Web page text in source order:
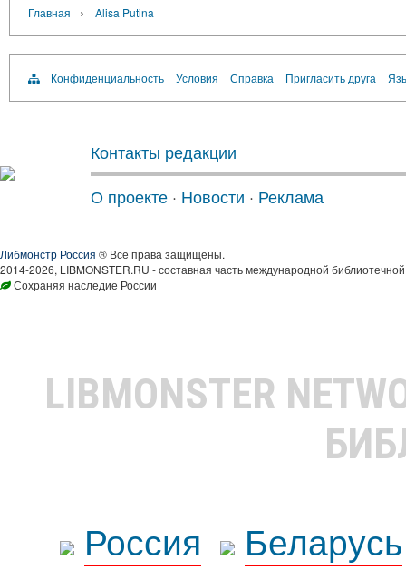
Главная › Alisa Putina
Конфиденциальность Условия Справка Пригласить друга
Контакты редакции
О проекте · Новости · Реклама
Либмонстр Россия ® Все права защищены.
2014-2026, LIBMONSTER.RU - составная часть международной
Сохраняя наследие России
LIBMONSTER
Россия
Беларусь